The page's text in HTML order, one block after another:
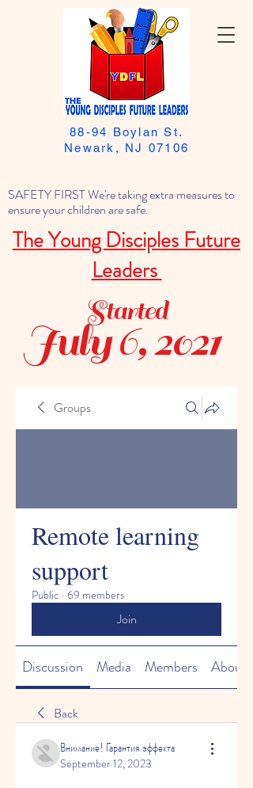
SAFETY FIRST We're taking extra measures to
ensure your children are safe.
The Young Disciples Future
Leaders
88-94 Boylan St.
Newark, NJ 07106
July 6, 2021
Started
Groups
Remote learning
support
Public · 69 members
Join
Discussion Media Members About
Back
Внимание! Гарантия эффекта
September 12, 2023